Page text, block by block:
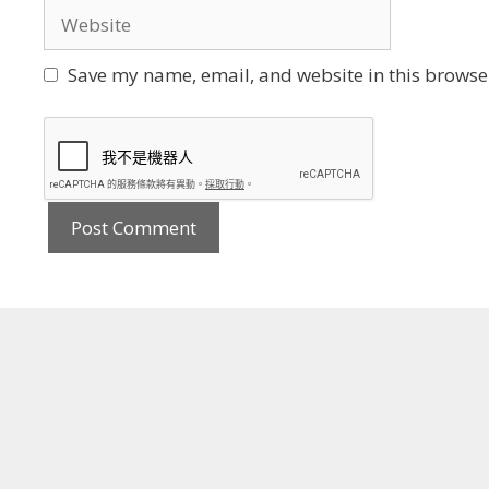
Save my name, email, and website in this